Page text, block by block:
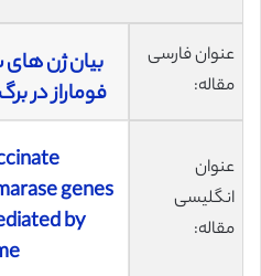
عنوان فارسی
مقاله:
بیان ژن
فوماراز در
عنوان
انگلیسی
مقاله:
genes
by